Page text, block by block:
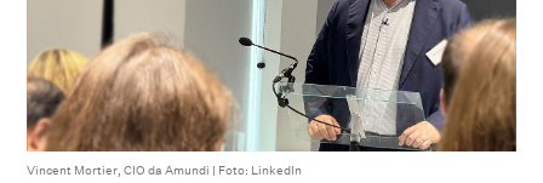
Vincent Mortier, CIO da Amundi | Foto: LinkedIn